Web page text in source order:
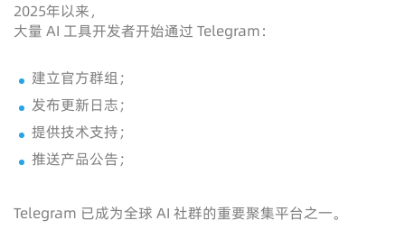
2025年以来，
大量 AI 工具开发者开始通过 Telegram：
建立官方群组；
发布更新日志；
提供技术支持；
推送产品公告；
Telegram 已成为全球 AI 社群的重要聚集平台之一。